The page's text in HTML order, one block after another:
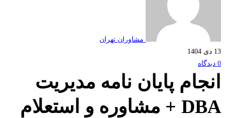
مشاوران تهران
پایان نامه مدیریت
DBA + مشاوره و استعلام